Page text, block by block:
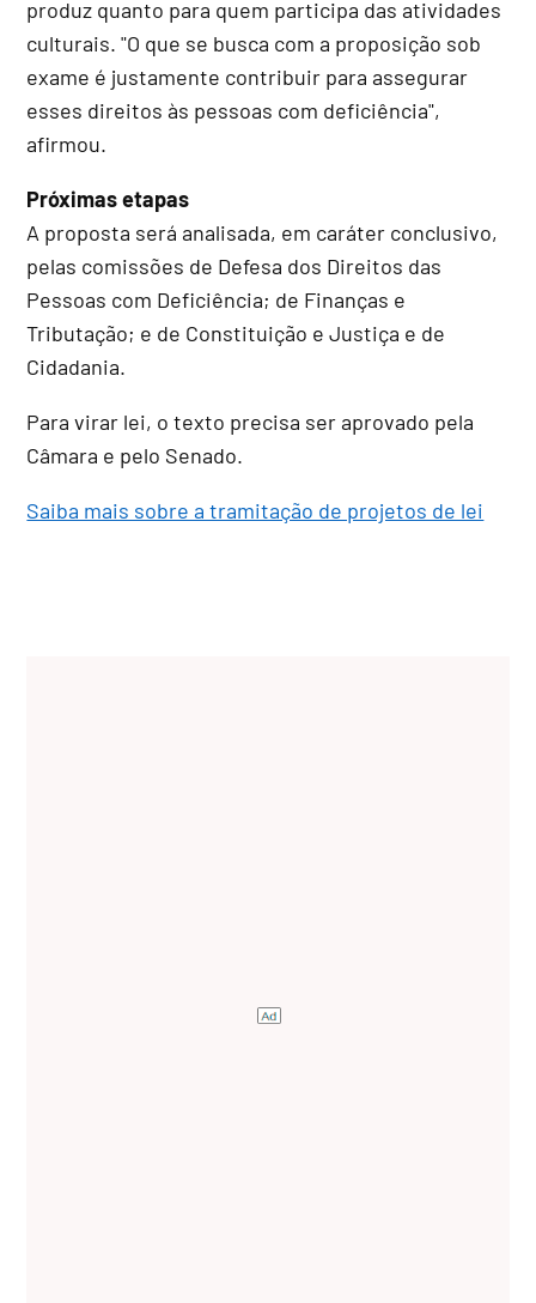
produz quanto para quem participa das atividades
culturais. "O que se busca com a proposição sob
exame é justamente contribuir para assegurar
esses direitos às pessoas com deficiência",
afirmou.
Próximas etapas
A proposta será analisada, em caráter conclusivo,
pelas comissões de Defesa dos Direitos das
Pessoas com Deficiência; de Finanças e
Tributação; e de Constituição e Justiça e de
Cidadania.
Para virar lei, o texto precisa ser aprovado pela
Câmara e pelo Senado.
Saiba mais sobre a tramitação de projetos de lei